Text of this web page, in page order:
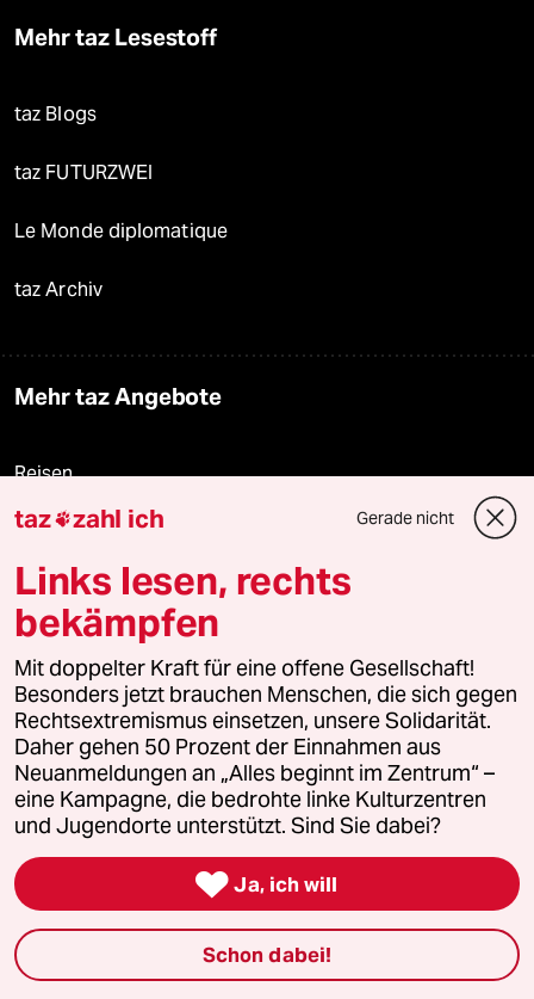
Mehr taz Lesestoff
taz Blogs
taz FUTURZWEI
Le Monde diplomatique
taz Archiv
Mehr taz Angebote
Reisen
Kantine
Shop
Fragen & Hilfe
Feedback
Aboservice
ePaper Login
taz zahl ich Gerade nicht
Links lesen, rechts
bekämpfen
Mit doppelter Kraft für eine offene Gesellschaft!
Besonders jetzt brauchen Menschen, die sich gegen
Rechtsextremismus einsetzen, unsere Solidarität.
Daher gehen 50 Prozent der Einnahmen aus
Neuanmeldungen an „Alles beginnt im Zentrum“ –
eine Kampagne, die bedrohte linke Kulturzentren
und Jugendorte unterstützt. Sind Sie dabei?
 Ja, ich will
Schon dabei!